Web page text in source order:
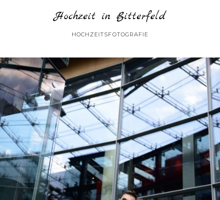
Hochzeit in Bitterfeld
HOCHZEITSFOTOGRAFIE